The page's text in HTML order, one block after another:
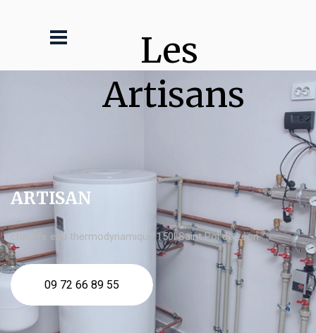
Les
Artisans
ARTISAN
chauffe eau thermodynamique 150l Saint Pol de Léon
09 72 66 89 55